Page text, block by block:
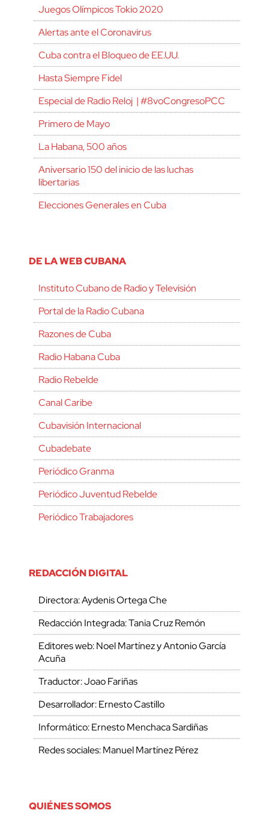
Juegos Olímpicos Tokio 2020
Alertas ante el Coronavirus
Cuba contra el Bloqueo de EE.UU.
Hasta Siempre Fidel
Especial de Radio Reloj | #8voCongresoPCC
Primero de Mayo
La Habana, 500 años
Aniversario 150 del inicio de las luchas
libertarias
Elecciones Generales en Cuba
DE LA WEB CUBANA
Instituto Cubano de Radio y Televisión
Portal de la Radio Cubana
Razones de Cuba
Radio Habana Cuba
Radio Rebelde
Canal Caribe
Cubavisión Internacional
Cubadebate
Periódico Granma
Periódico Juventud Rebelde
Periódico Trabajadores
REDACCIÓN DIGITAL
Directora: Aydenis Ortega Che
Redacción Integrada: Tania Cruz Remón
Editores web: Noel Martínez y Antonio García
Acuña
Traductor: Joao Fariñas
Desarrollador: Ernesto Castillo
Informático: Ernesto Menchaca Sardiñas
Redes sociales: Manuel Martínez Pérez
QUIÉNES SOMOS